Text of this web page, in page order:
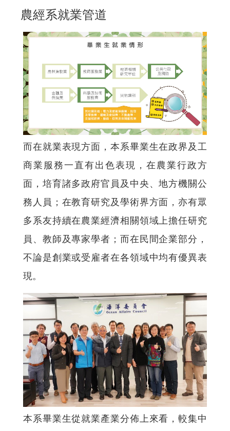
農經系就業管道
而在就業表現方面，本系畢業生在政界及工
商業服務一直有出色表現，在農業行政方
面，培育諸多政府官員及中央、地方機關公
務人員；在教育研究及學術界方面，亦有眾
多系友持續在農業經濟相關領域上擔任研究
員、教師及專家學者；而在民間企業部分，
不論是創業或受雇者在各領域中均有優異表
現。
本系畢業生從就業產業分佈上來看，較集中